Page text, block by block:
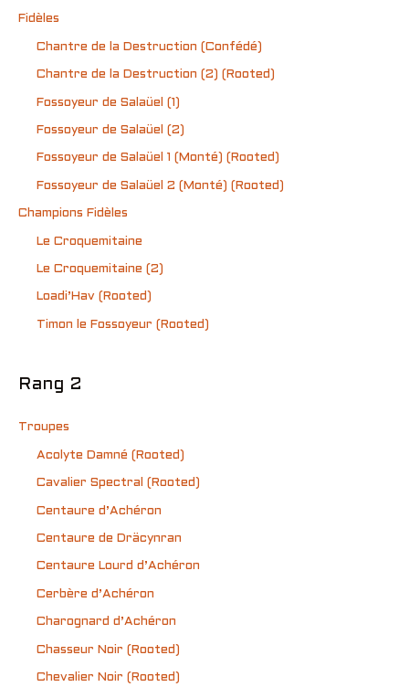
Fidèles
Chantre de la Destruction (Confédé)
Chantre de la Destruction (2) (Rooted)
Fossoyeur de Salaüel (1)
Fossoyeur de Salaüel (2)
Fossoyeur de Salaüel 1 (Monté) (Rooted)
Fossoyeur de Salaüel 2 (Monté) (Rooted)
Champions Fidèles
Le Croquemitaine
Le Croquemitaine (2)
Loadi’Hav (Rooted)
Timon le Fossoyeur (Rooted)
Rang 2
Troupes
Acolyte Damné (Rooted)
Cavalier Spectral (Rooted)
Centaure d’Achéron
Centaure de Dräcynran
Centaure Lourd d’Achéron
Cerbère d’Achéron
Charognard d’Achéron
Chasseur Noir (Rooted)
Chevalier Noir (Rooted)